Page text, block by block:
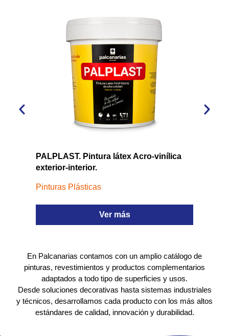
PALPLAST. Pintura látex Acro-vinílica
exterior-interior.
Pinturas Plásticas
Ver más
En Palcanarias contamos con un amplio catálogo de
pinturas, revestimientos y productos complementarios
adaptados a todo tipo de superficies y usos.
Desde soluciones decorativas hasta sistemas industriales
y técnicos, desarrollamos cada producto con los más altos
estándares de calidad, innovación y durabilidad.